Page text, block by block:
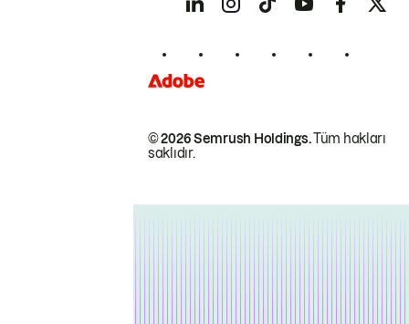
© 2026 Semrush Holdings.Tüm hakları
saklıdır.